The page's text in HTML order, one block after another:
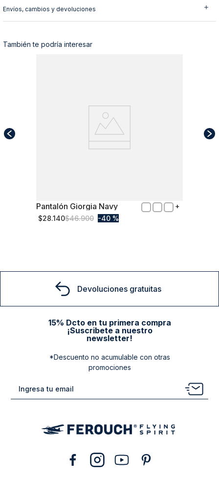
Envíos, cambios y devoluciones
También te podría interesar
50
Pantalón Giorgia Navy
$28.140$46.900 40 %
Devoluciones gratuitas
15% Dcto en tu primera compra
¡Suscribete a nuestro
newsletter!
*Descuento no acumulable con otras
promociones